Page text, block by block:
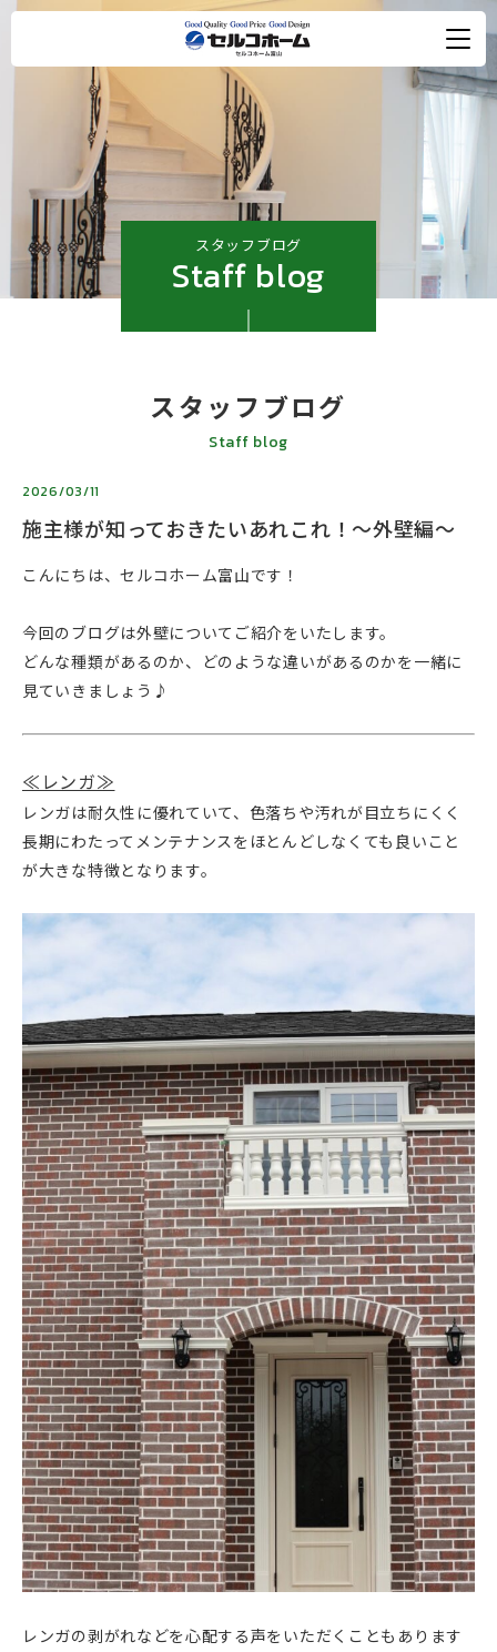
スタッフブログ
Staff blog
スタッフブログ
Staff blog
2026/03/11
施主様が知っておきたいあれこれ！～外壁編～
こんにちは、セルコホーム富山です！
今回のブログは外壁についてご紹介をいたします。
どんな種類があるのか、どのような違いがあるのかを一緒に
見ていきましょう♪
≪レンガ≫
レンガは耐久性に優れていて、色落ちや汚れが目立ちにくく
長期にわたってメンテナンスをほとんどしなくても良いこと
が大きな特徴となります。
レンガの剥がれなどを心配する声をいただくこともあります